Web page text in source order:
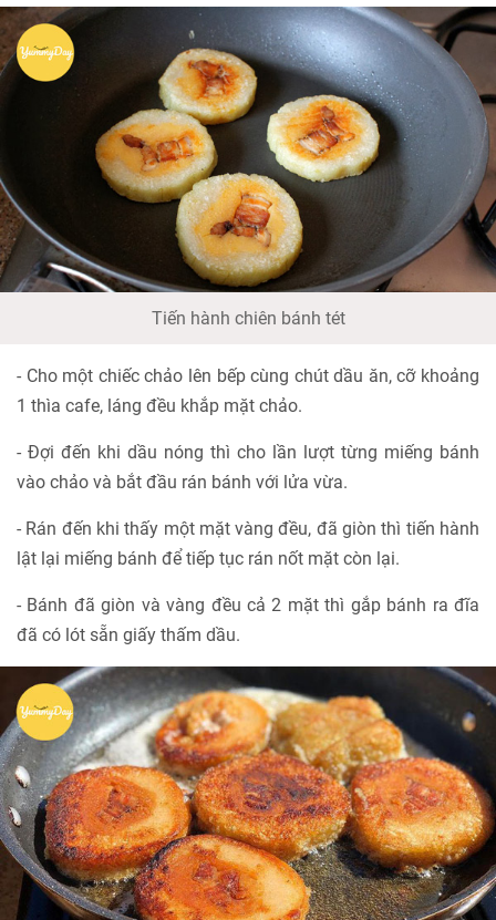
Tiến hành chiên bánh tét
- Cho một chiếc chảo lên bếp cùng chút dầu ăn, cỡ khoảng
1 thìa cafe, láng đều khắp mặt chảo.
- Đợi đến khi dầu nóng thì cho lần lượt từng miếng bánh
vào chảo và bắt đầu rán bánh với lửa vừa.
- Rán đến khi thấy một mặt vàng đều, đã giòn thì tiến hành
lật lại miếng bánh để tiếp tục rán nốt mặt còn lại.
- Bánh đã giòn và vàng đều cả 2 mặt thì gắp bánh ra đĩa
đã có lót sẵn giấy thấm dầu.